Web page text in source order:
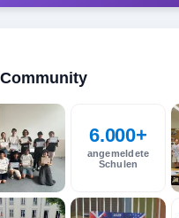
6.000+
angemeldete
Schulen